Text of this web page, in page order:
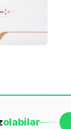
olabilər